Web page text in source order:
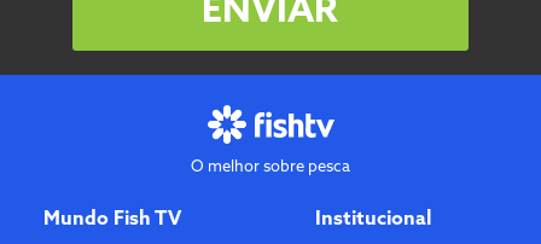
O melhor sobre pesca
Mundo Fish TV
Institucional